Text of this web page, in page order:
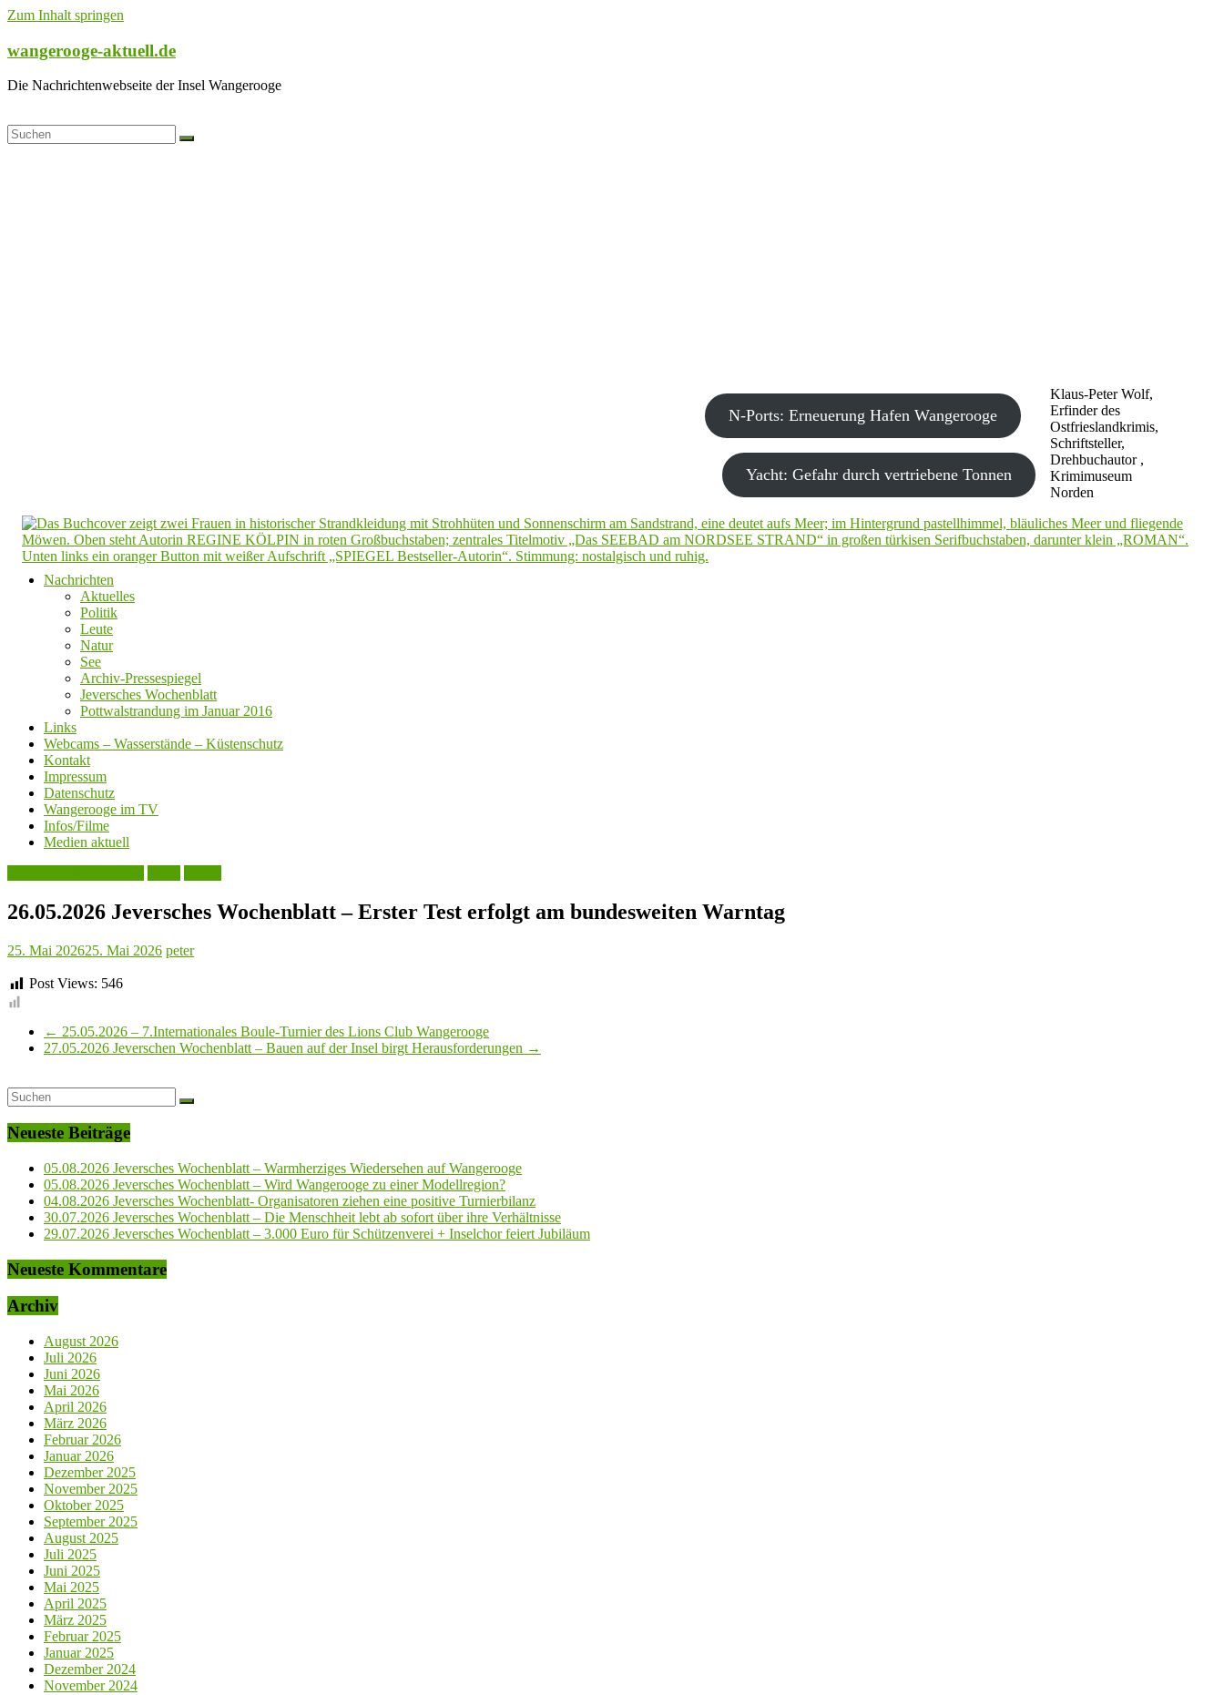
Zum Inhalt springen
wangerooge-aktuell.de
Die Nachrichtenwebseite der Insel Wangerooge
Klaus-Peter Wolf,
Erfinder des
Ostfrieslandkrimis,
Schriftsteller,
Drehbuchautor ,
Krimimuseum
Norden
N-Ports: Erneuerung Hafen Wangerooge
Yacht: Gefahr durch vertriebene Tonnen
Nachrichten
Aktuelles
Politik
Leute
Natur
See
Archiv-Pressespiegel
Jeversches Wochenblatt
Pottwalstrandung im Januar 2016
Links
Webcams – Wasserstände – Küstenschutz
Kontakt
Impressum
Datenschutz
Wangerooge im TV
Infos/Filme
Medien aktuell
26.05.2026 Jeversches Wochenblatt – Erster Test erfolgt am bundesweiten Warntag
25. Mai 202625. Mai 2026 peter
Post Views: 546
← 25.05.2026 – 7.Internationales Boule-Turnier des Lions Club Wangerooge
27.05.2026 Jeverschen Wochenblatt – Bauen auf der Insel birgt Herausforderungen →
Neueste Beiträge
05.08.2026 Jeversches Wochenblatt – Warmherziges Wiedersehen auf Wangerooge
05.08.2026 Jeversches Wochenblatt – Wird Wangerooge zu einer Modellregion?
04.08.2026 Jeversches Wochenblatt- Organisatoren ziehen eine positive Turnierbilanz
30.07.2026 Jeversches Wochenblatt – Die Menschheit lebt ab sofort über ihre Verhältnisse
29.07.2026 Jeversches Wochenblatt – 3.000 Euro für Schützenverei + Inselchor feiert Jubiläum
Neueste Kommentare
Archiv
August 2026
Juli 2026
Juni 2026
Mai 2026
April 2026
März 2026
Februar 2026
Januar 2026
Dezember 2025
November 2025
Oktober 2025
September 2025
August 2025
Juli 2025
Juni 2025
Mai 2025
April 2025
März 2025
Februar 2025
Januar 2025
Dezember 2024
November 2024